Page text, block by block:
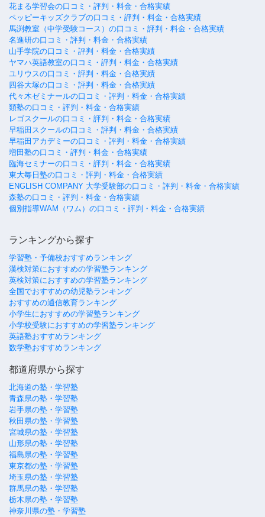
花まる学習会の口コミ・評判・料金・合格実績
ペッピーキッズクラブの口コミ・評判・料金・合格実績
馬渕教室（中学受験コース）の口コミ・評判・料金・合格実績
名進研の口コミ・評判・料金・合格実績
山手学院の口コミ・評判・料金・合格実績
ヤマハ英語教室の口コミ・評判・料金・合格実績
ユリウスの口コミ・評判・料金・合格実績
四谷大塚の口コミ・評判・料金・合格実績
代々木ゼミナールの口コミ・評判・料金・合格実績
類塾の口コミ・評判・料金・合格実績
レゴスクールの口コミ・評判・料金・合格実績
早稲田スクールの口コミ・評判・料金・合格実績
早稲田アカデミーの口コミ・評判・料金・合格実績
増田塾の口コミ・評判・料金・合格実績
臨海セミナーの口コミ・評判・料金・合格実績
東大毎日塾の口コミ・評判・料金・合格実績
ENGLISH COMPANY 大学受験部の口コミ・評判・料金・合格実績
森塾の口コミ・評判・料金・合格実績
個別指導WAM（ワム）の口コミ・評判・料金・合格実績
ランキングから探す
学習塾・予備校おすすめランキング
漢検対策におすすめの学習塾ランキング
英検対策におすすめの学習塾ランキング
全国でおすすめの幼児塾ランキング
おすすめの通信教育ランキング
小学生におすすめの学習塾ランキング
小学校受験におすすめの学習塾ランキング
英語塾おすすめランキング
数学塾おすすめランキング
都道府県から探す
北海道の塾・学習塾
青森県の塾・学習塾
岩手県の塾・学習塾
秋田県の塾・学習塾
宮城県の塾・学習塾
山形県の塾・学習塾
福島県の塾・学習塾
東京都の塾・学習塾
埼玉県の塾・学習塾
群馬県の塾・学習塾
栃木県の塾・学習塾
神奈川県の塾・学習塾